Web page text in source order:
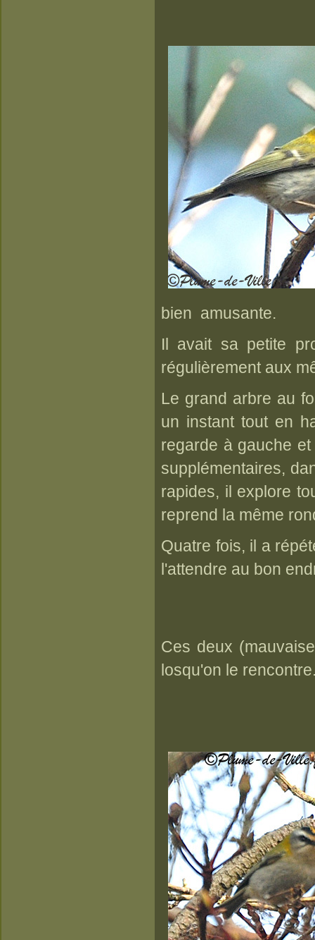
bien amusante.
Il avait sa petite
régulièrement aux
Le grand arbre au
un instant tout en
regarde à gauche
supplémentaires,
rapides, il explore
reprend la même
Quatre fois, il a
l'attendre au bon
Ces deux
losqu'on le